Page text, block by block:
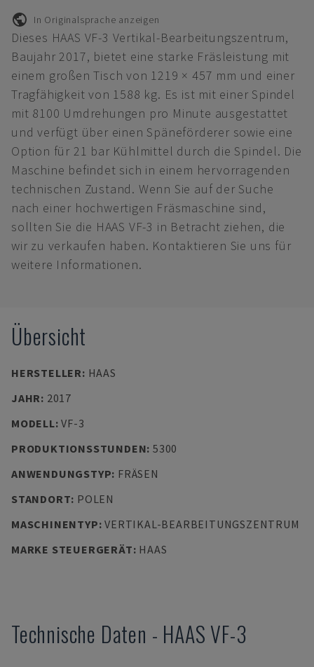
In Originalsprache anzeigen
Dieses HAAS VF-3 Vertikal-Bearbeitungszentrum,
Baujahr 2017, bietet eine starke Fräsleistung mit
einem großen Tisch von 1219 × 457 mm und einer
Tragfähigkeit von 1588 kg. Es ist mit einer Spindel
mit 8100 Umdrehungen pro Minute ausgestattet
und verfügt über einen Späneförderer sowie eine
Option für 21 bar Kühlmittel durch die Spindel. Die
Maschine befindet sich in einem hervorragenden
technischen Zustand. Wenn Sie auf der Suche
nach einer hochwertigen Fräsmaschine sind,
sollten Sie die HAAS VF-3 in Betracht ziehen, die
wir zu verkaufen haben. Kontaktieren Sie uns für
weitere Informationen.
Übersicht
HERSTELLER: HAAS
JAHR: 2017
MODELL:VF-3
PRODUKTIONSSTUNDEN: 5300
ANWENDUNGSTYP: FRÄSEN
STANDORT: POLEN
MASCHINENTYP:VERTIKAL-BEARBEITUNGSZENTRUM
MARKE STEUERGERÄT: HAAS
Technische Daten - HAAS VF-3